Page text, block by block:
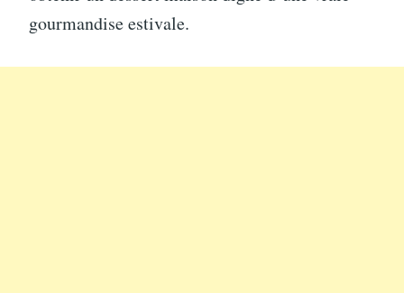
gourmandise estivale.